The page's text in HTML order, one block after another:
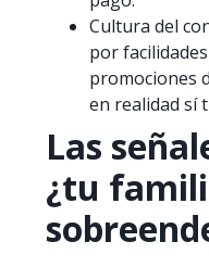
Cultura del
por
promociones
en realidad sí
Las
¿tu